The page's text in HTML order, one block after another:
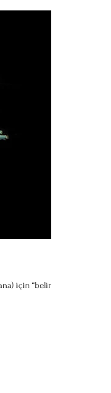
için “belirgin